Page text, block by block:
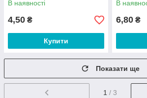
В наявності
4,50 ₴
Купити
В
6,80 ₴
Показати ще
1 / 3